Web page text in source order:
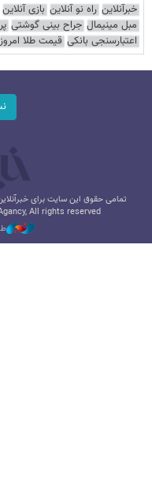
خبرآنلاین راه نو آنلاین بازی آنلاین
مبل مینیمال جراح بینی گوشتی
اعتبارسنجی بانکی قیمت طلا امروز
تمامی حقوق این سایت برای
All rights reserved